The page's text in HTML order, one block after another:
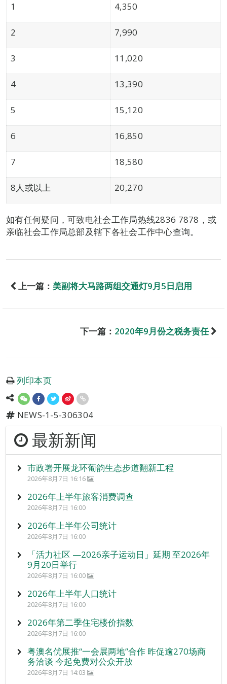
1 4,350
2 7,990
3 11,020
4 13,390
5 15,120
6 16,850
7 18,580
8人或以上 20,270
如有任何疑问，可致电社会工作局热线2836 7878，或
亲临社会工作局总部及辖下各社会工作中心查询。
上一篇： 美副将大马路两组交通灯9月5日启用
下一篇： 2020年9月份之税务责任
列印本页
NEWS-1-5-306304
最新新闻
市政署开展龙环葡韵生态步道翻新工程
2026年8月7日 16:16
2026年上半年旅客消费调查
2026年8月7日 16:00
2026年上半年公司统计
2026年8月7日 16:00
「活力社区 —2026亲子运动日」延期 至2026年
9月20日举行
2026年8月7日 16:00
2026年上半年人口统计
2026年8月7日 16:00
2026年第二季住宅楼价指数
2026年8月7日 16:00
粤澳名优展推“一会展两地”合作 昨促逾270场商
务洽谈 今起免费对公众开放
2026年8月7日 14:03